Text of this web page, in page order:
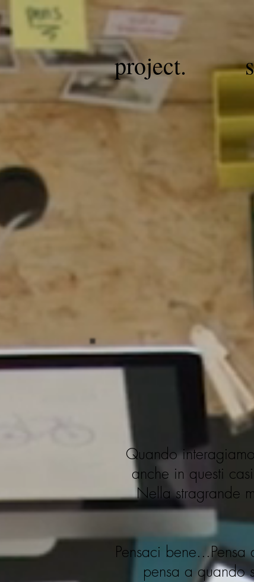
project.
Quando
anche in questi
Nella stragrande
Pensaci
pensa a quando